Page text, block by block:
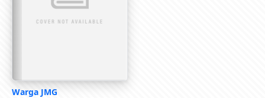
Warga JMG